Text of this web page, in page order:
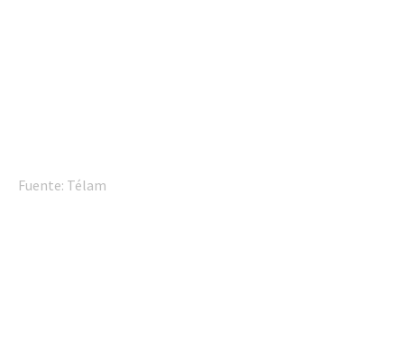
Fuente: Télam